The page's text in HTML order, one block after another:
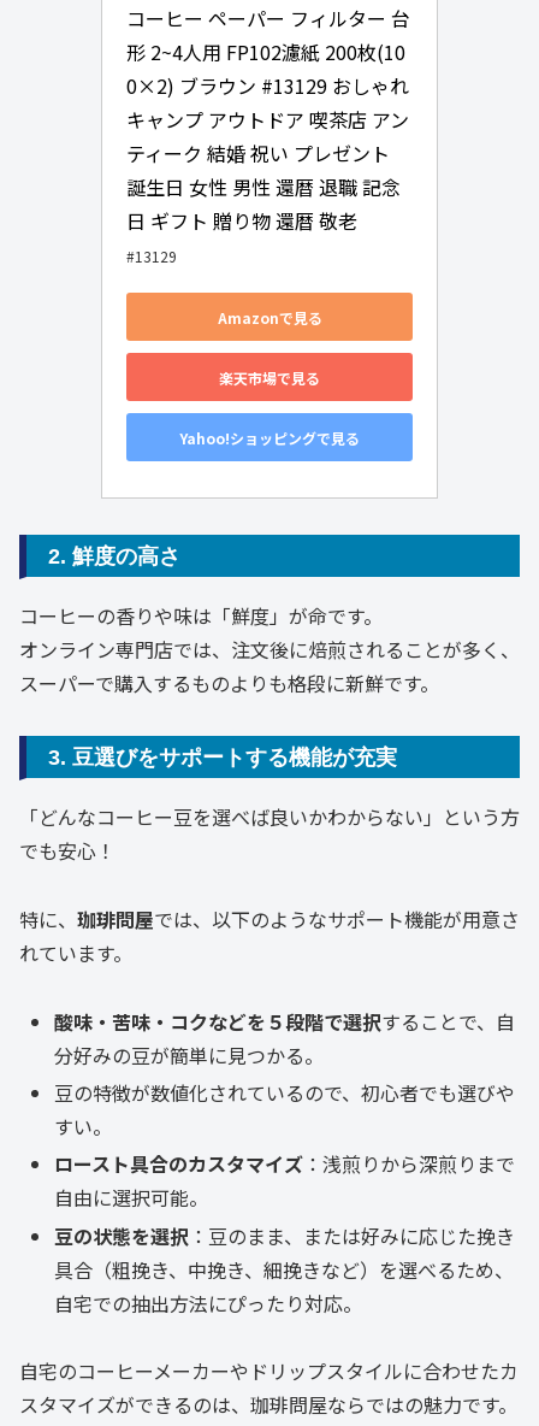
コーヒー ペーパー フィルター 台
形 2~4人用 FP102濾紙 200枚(10
0×2) ブラウン #13129 おしゃれ
キャンプ アウトドア 喫茶店 アン
ティーク 結婚 祝い プレゼント
誕生日 女性 男性 還暦 退職 記念
日 ギフト 贈り物 還暦 敬老
#13129
Amazonで見る
楽天市場で見る
Yahoo!ショッピングで見る
2. 鮮度の高さ
コーヒーの香りや味は「鮮度」が命です。
オンライン専門店では、注文後に焙煎されることが多く、
スーパーで購入するものよりも格段に新鮮です。
3. 豆選びをサポートする機能が充実
「どんなコーヒー豆を選べば良いかわからない」という方
でも安心！
特に、 珈琲問屋では、以下のようなサポート機能が用意さ
れています。
酸味・苦味・コクなどを５段階で選択することで、自
分好みの豆が簡単に見つかる。
豆の特徴が数値化されているので、初心者でも選びや
すい。
ロースト具合のカスタマイズ ：浅煎りから深煎りまで
自由に選択可能。
豆の状態を選択 ：豆のまま、または好みに応じた挽き
具合（粗挽き、中挽き、細挽きなど）を選べるため、
自宅での抽出方法にぴったり対応。
自宅のコーヒーメーカーやドリップスタイルに合わせたカ
スタマイズができるのは、珈琲問屋ならではの魅力です。